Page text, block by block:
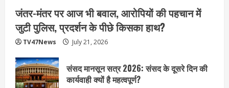
जंतर-मंतर पर आज भी बवाल, आरोपियों की पहचान में
जुटी पुलिस, प्रदर्शन के पीछे किसका हाथ?
TV47News July 21, 2026
संसद मानसून सत्र 2026: संसद के दूसरे दिन की
कार्यवाही क्यों है महत्वपूर्ण?